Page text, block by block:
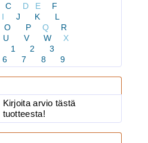
3.90€
1X Black Ni...
Black Nickel
N.6
C D E
F
I J K
L
O P Q
R
U V W
X
1 2
3
6 7 8 9
Kirjoita arvio tästä
tuotteesta!